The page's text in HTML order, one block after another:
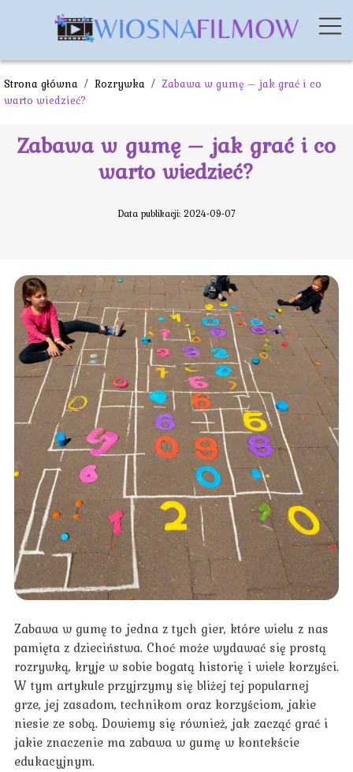
Strona główna / Rozrywka / Zabawa w gumę – jak grać i co
warto wiedzieć?
Zabawa w gumę – jak grać i co
warto wiedzieć?
Data publikacji: 2024-09-07
Zabawa w gumę to jedna z tych gier, które wielu z nas
pamięta z dzieciństwa. Choć może wydawać się prostą
rozrywką, kryje w sobie bogatą historię i wiele korzyści.
W tym artykule przyjrzymy się bliżej tej popularnej
grze, jej zasadom, technikom oraz korzyściom, jakie
niesie ze sobą. Dowiemy się również, jak zacząć grać i
jakie znaczenie ma zabawa w gumę w kontekście
edukacyjnym.